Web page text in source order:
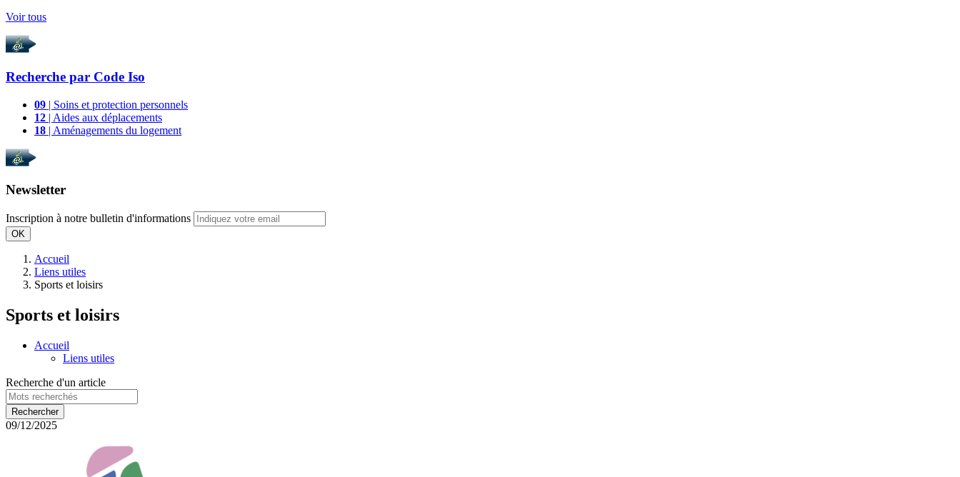
Voir tous
Recherche par Code Iso
09 | Soins et protection personnels
12 | Aides aux déplacements
18 | Aménagements du logement
Newsletter
Inscription à notre bulletin d'informations
OK
Accueil
Liens utiles
Sports et loisirs
Sports et loisirs
Accueil
Liens utiles
Recherche d'un article
09/12/2025